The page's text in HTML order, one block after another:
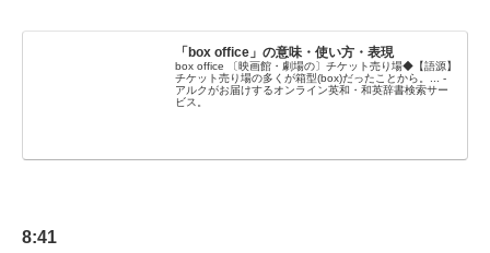
「box office」の意味・使い方・表現
box office 〔映画館・劇場の〕チケット売り場◆【語源】
チケット売り場の多くが箱型(box)だったことから。... -
アルクがお届けするオンライン英和・和英辞書検索サー
ビス。
8:41